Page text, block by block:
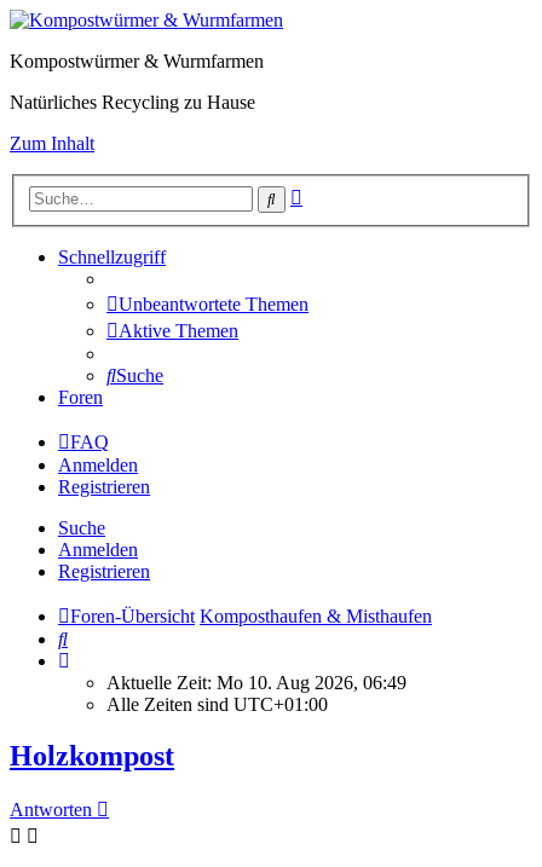
Kompostwürmer & Wurmfarmen
Natürliches Recycling zu Hause
Zum Inhalt
Suche
Schnellzugriff
Unbeantwortete Themen
Aktive Themen
Suche
Foren
FAQ
Anmelden
Registrieren
Suche
Anmelden
Registrieren
Foren-Übersicht Komposthaufen & Misthaufen
Suche
Aktuelle Zeit: Mo 10. Aug 2026, 06:49
Alle Zeiten sind UTC+01:00
Holzkompost
Antworten